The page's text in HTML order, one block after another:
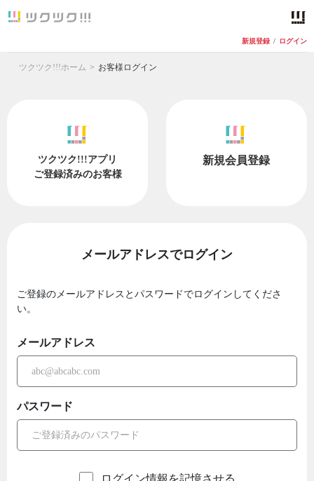
新規登録 / ログイン
ツクツク!!!ホーム お客様ログイン
ツクツク!!!アプリ
ご登録済みのお客様
新規会員登録
メールアドレスでログイン
ご登録のメールアドレスとパスワードでログインしてくださ
い。
メールアドレス
パスワード
ログイン情報を記憶させる